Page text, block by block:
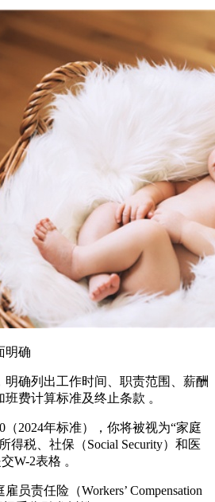
明确
明确列出工作时间、职责范围、薪酬
费计算标准及终止条款 。
（2024年标准），你将被视为“家庭
得税、社保（Social Security）和医
W-2表格 。
员责任险（Workers’ Compensation